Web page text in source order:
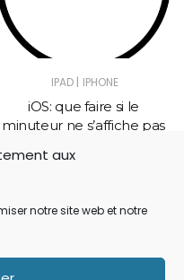
aux
notre site web et notre
IPAD | IPHONE
iOS: que faire si le
minuteur ne s’affiche pas